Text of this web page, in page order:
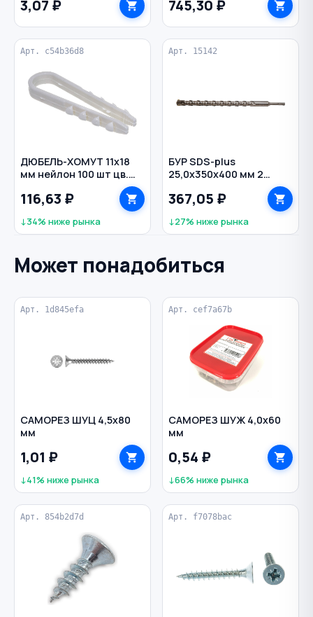
3,07 ₽ 745,30 ₽
Арт. c54b36d8
ДЮБЕЛЬ-ХОМУТ 11х18
мм нейлон 100 шт цв.
116,63 ₽
↓34% ниже рынка
Арт. 15142
БУР SDS-plus
25,0х350х400 мм 2
РЕЗОЛЮКС
367,05 ₽
↓27% ниже рынка
Может понадобиться
Арт. 1d845efa
САМОРЕЗ ШУЦ 4,5х80
мм
1,01 ₽
↓41% ниже рынка
Арт. cef7a67b
САМОРЕЗ ШУЖ 4,0х60
мм
0,54 ₽
↓66% ниже рынка
Арт. 854b2d7d Арт. f7078bac